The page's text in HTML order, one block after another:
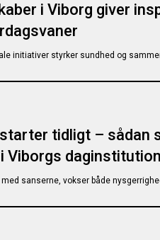
i Viborg giver
initiativer styrker sundhed og
tidligt – sådan
Viborgs
sanserne, vokser både